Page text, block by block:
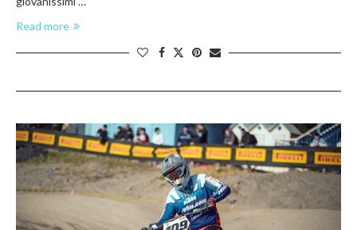
Read more